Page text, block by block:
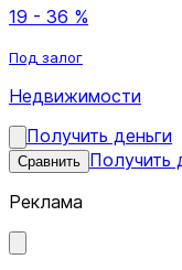
19 - 36 %
Под залог
Недвижимости
Получить деньги
Сравнить Получить
Реклама